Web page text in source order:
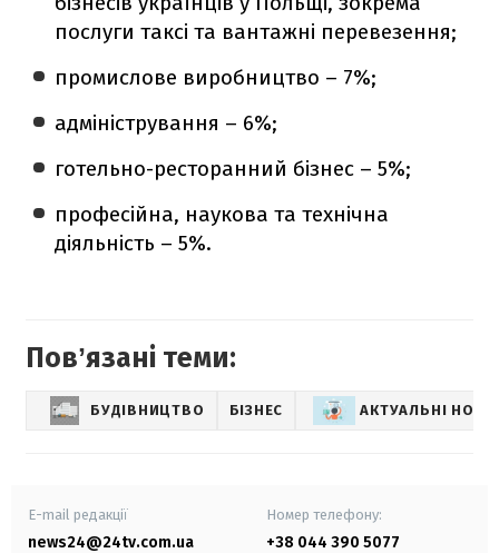
послуги таксі та вантажні перевезення;
промислове виробництво – 7%;
адміністрування – 6%;
готельно-ресторанний бізнес – 5%;
професійна, наукова та технічна
діяльність – 5%.
Повʼязані теми:
БУДІВНИЦТВО БІЗНЕС АКТУАЛЬНІ
E-mail редакції
news24@24tv.com.ua
Номер телефону:
+38 044 390 5077